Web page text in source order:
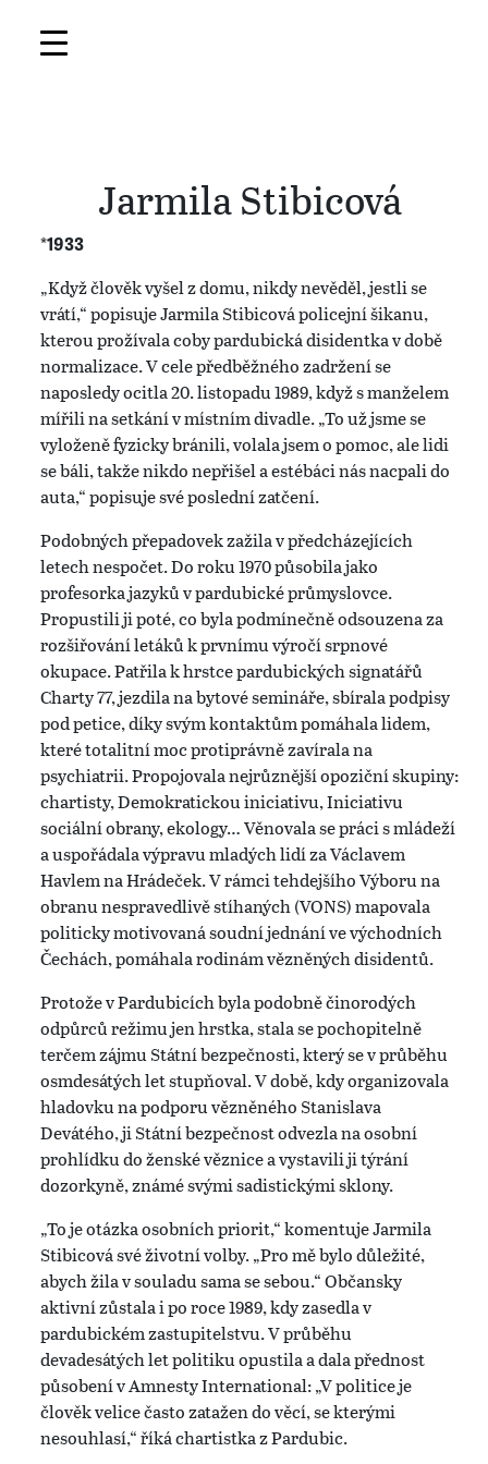
Jarmila Stibicová
*1933
„Když člověk vyšel z domu, nikdy nevěděl, jestli se
vrátí,“ popisuje Jarmila Stibicová policejní šikanu,
kterou prožívala coby pardubická disidentka v době
normalizace. V cele předběžného zadržení se
naposledy ocitla 20. listopadu 1989, když s manželem
mířili na setkání v místním divadle. „To už jsme se
vyloženě fyzicky bránili, volala jsem o pomoc, ale lidi
se báli, takže nikdo nepřišel a estébáci nás nacpali do
auta,“ popisuje své poslední zatčení.
Podobných přepadovek zažila v předcházejících
letech nespočet. Do roku 1970 působila jako
profesorka jazyků v pardubické průmyslovce.
Propustili ji poté, co byla podmínečně odsouzena za
rozšiřování letáků k prvnímu výročí srpnové
okupace. Patřila k hrstce pardubických signatářů
Charty 77, jezdila na bytové semináře, sbírala podpisy
pod petice, díky svým kontaktům pomáhala lidem,
které totalitní moc protiprávně zavírala na
psychiatrii. Propojovala nejrůznější opoziční skupiny:
chartisty, Demokratickou iniciativu, Iniciativu
sociální obrany, ekology… Věnovala se práci s mládeží
a uspořádala výpravu mladých lidí za Václavem
Havlem na Hrádeček. V rámci tehdejšího Výboru na
obranu nespravedlivě stíhaných (VONS) mapovala
politicky motivovaná soudní jednání ve východních
Čechách, pomáhala rodinám vězněných disidentů.
Protože v Pardubicích byla podobně činorodých
odpůrců režimu jen hrstka, stala se pochopitelně
terčem zájmu Státní bezpečnosti, který se v průběhu
osmdesátých let stupňoval. V době, kdy organizovala
hladovku na podporu vězněného Stanislava
Devátého, ji Státní bezpečnost odvezla na osobní
prohlídku do ženské věznice a vystavili ji týrání
dozorkyně, známé svými sadistickými sklony.
„To je otázka osobních priorit,“ komentuje Jarmila
Stibicová své životní volby. „Pro mě bylo důležité,
abych žila v souladu sama se sebou.“ Občansky
aktivní zůstala i po roce 1989, kdy zasedla v
pardubickém zastupitelstvu. V průběhu
devadesátých let politiku opustila a dala přednost
působení v Amnesty International: „V politice je
člověk velice často zatažen do věcí, se kterými
nesouhlasí,“ říká chartistka z Pardubic.